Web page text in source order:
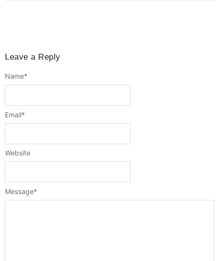
Leave a Reply
Message*
Name*
Email*
Website